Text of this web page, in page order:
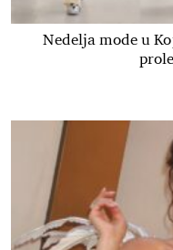
Nedelja mode u